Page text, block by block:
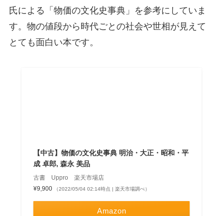
氏による「物価の文化史事典」を参考にしていま
す。物の値段から時代ごとの社会や世相が見えて
とても面白い本です。
【中古】物価の文化史事典 明治・大正・昭和・平
成 卓郎, 森永 美品
古書 Uppro 楽天市場店
¥9,900
（2022/05/04 02:14時点 | 楽天市場調べ）
Amazon